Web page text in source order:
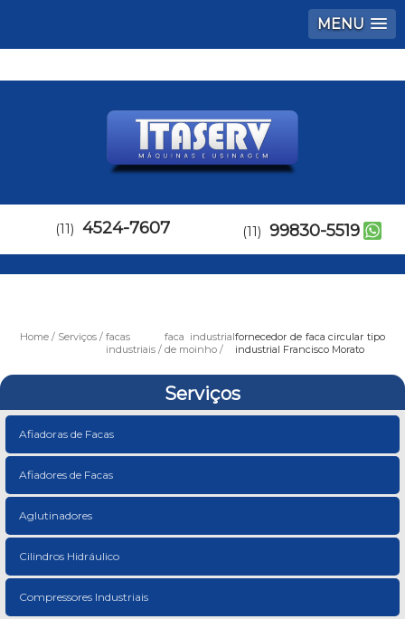
MENU
(11) 4524-7607 (11) 99830-5519
Home Serviços
facas
industriais
faca industrial
de moinho
fornecedor de faca circular tipo
industrial Francisco Morato
Serviços
Afiadoras de Facas
Afiadores de Facas
Aglutinadores
Cilindros Hidráulico
Compressores Industriais